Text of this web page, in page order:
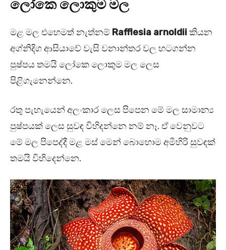
ලෝකෙ ලොකුම මල
මළ මල එහෙමත් නැත්නම් Rafflesia arnoldiiකියන
අග්නිදිග ආසියාවේ වැසි වනාන්තර වල හටගන්න
පුෂ්පය තමයි ලෝකෙ ලොකුම මල ලෙස
පිළිගැනෙන්නෙ.
රතු පැහැයෙන් අලංකාර ලෙස පිපෙන මේ මල සාමාන්‍ය
පුෂ්පයක් ලෙස සුවඳ විහිදන්නෙ නම් නෑ. ඒ වෙනුවට
මේ මල පිපෙද්දී මළ මස් මෙන් බොහොම අමිහිරි සුවඳක්
තමයි විහිදෙන්නෙ.